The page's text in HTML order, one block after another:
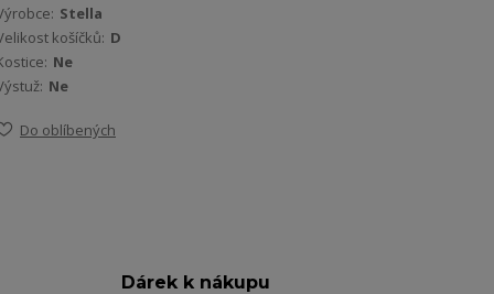
Stella
košíčků: D
Ne
Ne
Do oblíbených
Dárek k nákupu